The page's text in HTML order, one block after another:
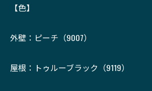
【色】
外壁：ピーチ（9007）
屋根：トゥルーブラック（9119）